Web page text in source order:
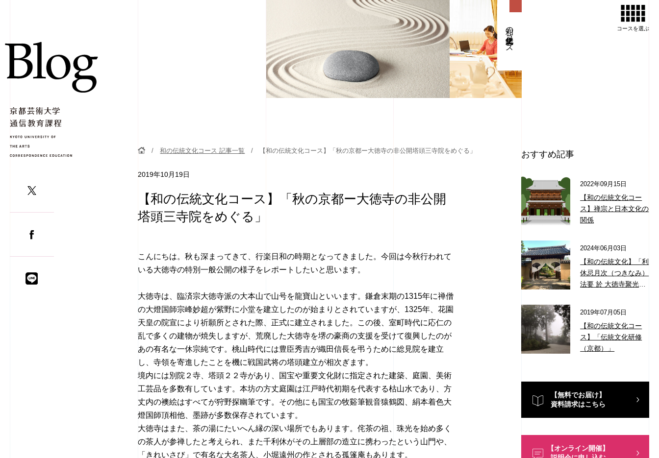
コースを選ぶ
和の伝統文化コース
和の伝統文化コース 記事一覧 【和の伝統文化コース】「秋の京都ー大徳寺の非公開塔頭三寺院をめぐる」
2019年10月19日
【和の伝統文化コース】「秋の京都ー大徳寺の非公開
塔頭三寺院をめぐる」
こんにちは。秋も深まってきて、行楽日和の時期となってきました。今回は今秋行われて
いる大徳寺の特別一般公開の様子をレポートしたいと思います。
大徳寺は、臨済宗大徳寺派の大本山で山号を龍寶山といいます。鎌倉末期の1315年に禅僧
の大燈国師宗峰妙超が紫野に小堂を建立したのが始まりとされていますが、1325年、花園
天皇の院宣により祈願所とされた際、正式に建立されました。この後、室町時代に応仁の
乱で多くの建物が焼失しますが、荒廃した大徳寺を堺の豪商の支援を受けて復興したのが
あの有名な一休宗純です。桃山時代には豊臣秀吉が織田信長を弔うために総見院を建立
し、寺領を寄進したことを機に戦国武将の塔頭建立が相次ぎます。
境内には別院２寺、塔頭２２寺があり、国宝や重要文化財に指定された建築、庭園、美術
工芸品を多数有しています。本坊の方丈庭園は江戸時代初期を代表する枯山水であり、方
丈内の襖絵はすべてが狩野探幽筆です。その他にも国宝の牧谿筆観音猿鶴図、絹本着色大
燈国師頂相他、墨跡が多数保存されています。
大徳寺はまた、茶の湯にたいへん縁の深い場所でもあります。侘茶の祖、珠光を始め多く
の茶人が参禅したと考えられ、また千利休がその上層部の造立に携わったという山門や、
「きれいさび」で有名な大名茶人、小堀遠州の作とされる孤篷庵もあります。
おすすめ記事
2022年09月15日
【和の伝統文化コー
ス】禅宗と日本文化の
関係
2024年06月03日
【和の伝統文化】「利
休忌月次（つきなみ）
法要 於 大徳寺聚光
2019年07月05日
【和の伝統文化コー
ス】「伝統文化研修
（京都）」
【無料でお届け】
資料請求はこちら
【オンライン開催】